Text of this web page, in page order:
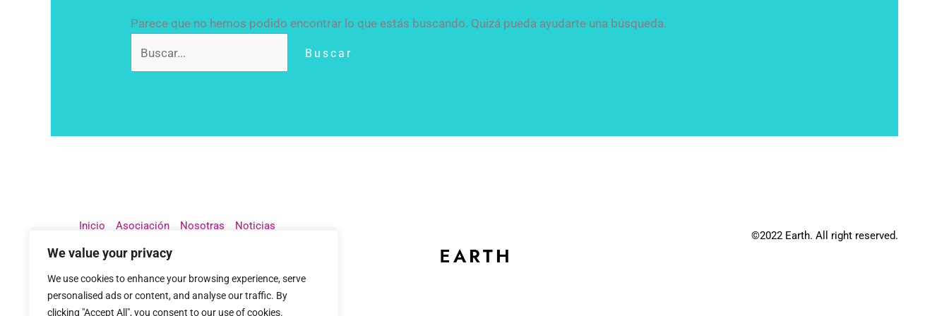
We value your privacy
We use cookies to enhance your browsing experience, serve
personalised ads or content, and analyse our traffic. By
clicking "Accept All", you consent to our use of cookies.
Parece que no hemos podido encontrar lo que estás buscando. Quizá pueda ayudarte una búsqueda.
Inicio Asociación Nosotras
Noticias
Contacto
©2022 Earth. All right reserved.